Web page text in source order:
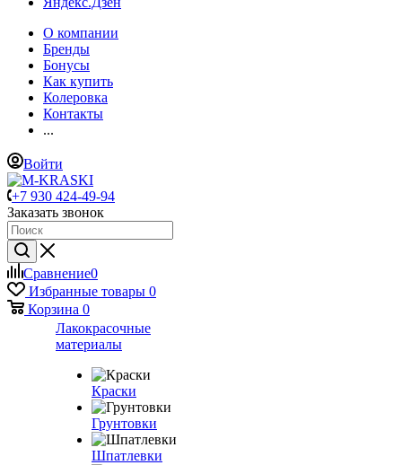
О компании
Бренды
Бонусы
Как купить
Колеровка
Контакты
...
Войти
+7 930 424-49-94
Заказать звонок
Сравнение0
Избранные товары 0
Корзина 0
Лакокрасочные
материалы
Краски
Грунтовки
Шпатлевки